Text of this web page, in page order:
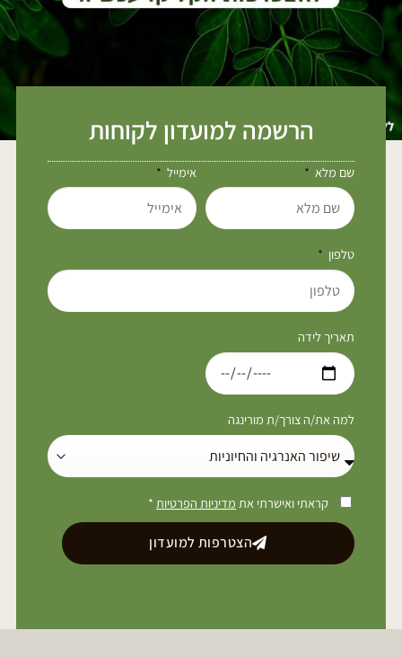
הרשמה למועדון לקוחות
שם מלא אימייל
טלפון
תאריך לידה
למה את/ה צורך/ת מורינגה
קראתי ואישרתי את מדיניות הפרטיות *
הצטרפות למועדון